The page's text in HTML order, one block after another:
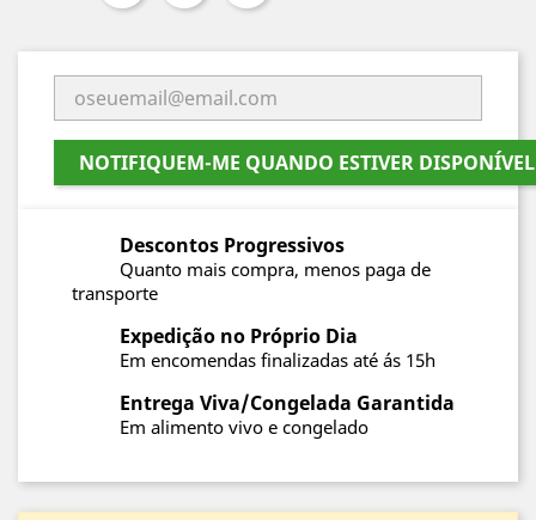
NOTIFIQUEM-ME QUANDO ESTIVER DISPONÍVEL
Descontos Progressivos
Quanto mais compra, menos paga de
transporte
Expedição no Próprio Dia
Em encomendas finalizadas até ás 15h
Entrega Viva/Congelada Garantida
Em alimento vivo e congelado